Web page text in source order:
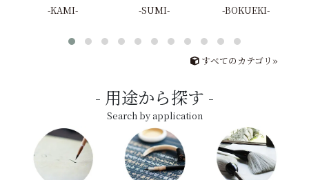
KAMI SUMI BOKUEKI
すべてのカテゴリ»
用途から探す
Search by application